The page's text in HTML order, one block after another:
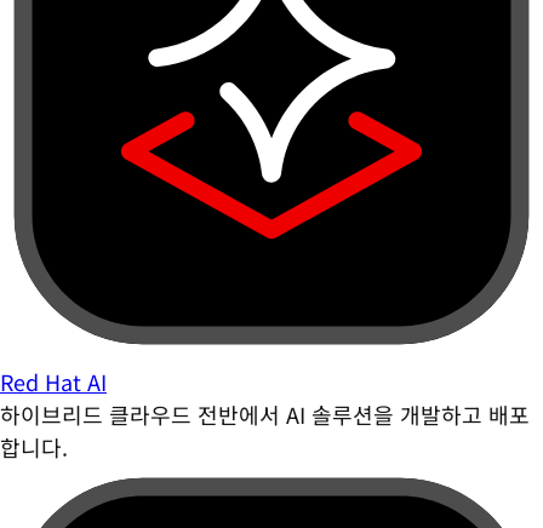
Red Hat AI
하이브리드 클라우드 전반에서 AI 솔루션을 개발하고 배포
합니다.